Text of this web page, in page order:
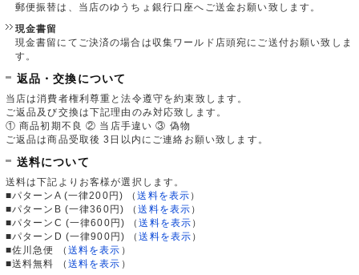
郵便振替は、当店のゆうちょ銀行口座へご送金お願い致します。
現金書留
現金書留にてご決済の場合は収集ワールド店頭宛にご送付お願い致しま
す。
返品・交換について
当店は消費者権利尊重と法令遵守を約束致します。
ご返品及び交換は下記理由のみ対応致します。
① 商品初期不良 ② 当店手違い ③ 偽物
ご返品は商品受取後 3日以内にご連絡お願い致します。
送料について
送料は下記よりお客様が選択します。
■パターンA (一律200円)
（送料を表示 ）
■パターンB (一律360円)
（送料を表示 ）
■パターンC (一律600円)
（送料を表示 ）
■パターンD (一律900円)
（送料を表示 ）
■佐川急便
（ 送料を表示 ）
■送料無料
（ 送料を表示 ）